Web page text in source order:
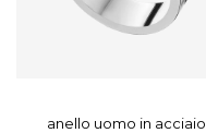
anello uomo in acciaio